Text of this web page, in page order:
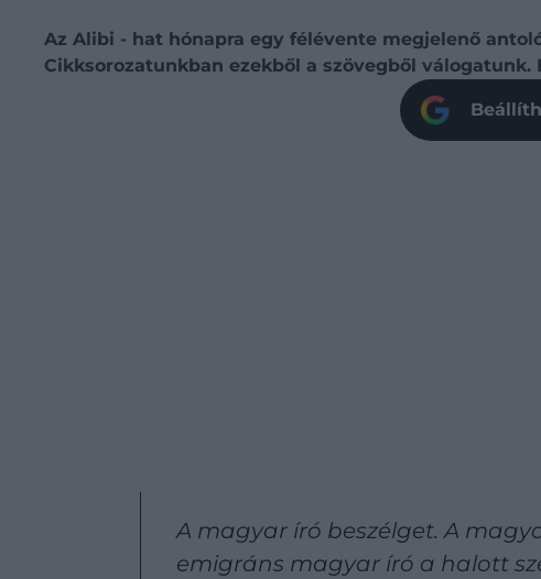
Az Alibi - hat hónapra egy félévente megjelenő
Cikksorozatunkban ezekből a szövegből
A magyar író beszélget. A
emigráns magyar író a halott